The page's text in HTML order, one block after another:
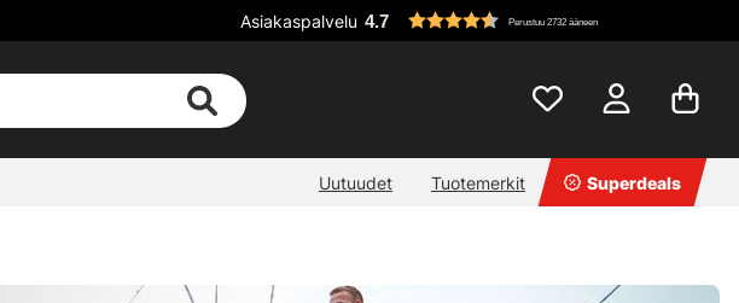
Asiakaspalvelu 4.7 Perustuu 2732 ääneen
Uutuudet Tuotemerkit Superdeals